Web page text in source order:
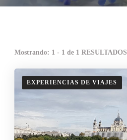
Mostrando: 1 - 1 de 1 RESULTADOS
EXPERIENCIAS DE VIAJES